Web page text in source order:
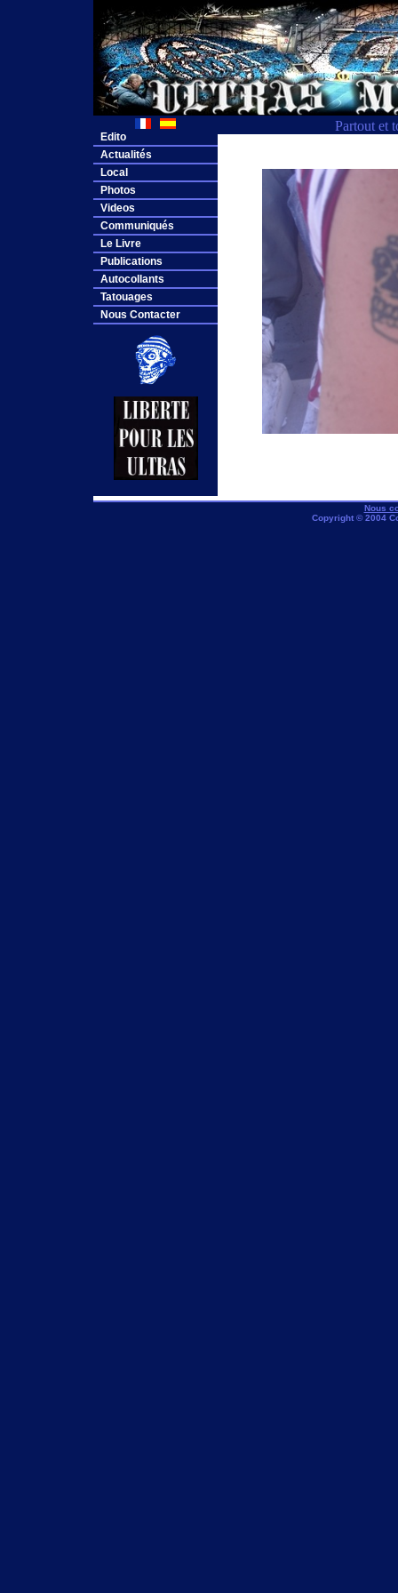
Partout et
Edito
Actualités
Local
Photos
Videos
Communiqués
Le Livre
Publications
Autocollants
Tatouages
Nous Contacter
Nous
Copyright © 2004